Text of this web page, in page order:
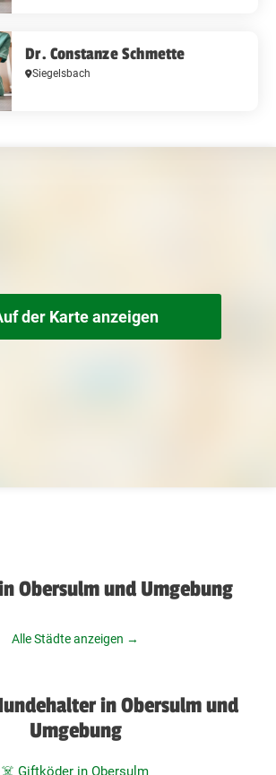
Dr. Constanze Schmette
Siegelsbach
der Karte anzeigen
Obersulm und Umgebung
Alle Städte anzeigen →
in Obersulm und
Umgebung
☠️ Giftköder in Obersulm